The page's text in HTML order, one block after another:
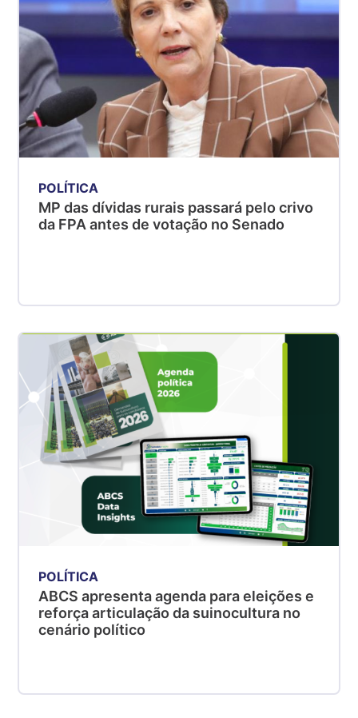
POLÍTICA
MP das dívidas rurais passará pelo crivo
da FPA antes de votação no Senado
POLÍTICA
ABCS apresenta agenda para eleições e
reforça articulação da suinocultura no
cenário político